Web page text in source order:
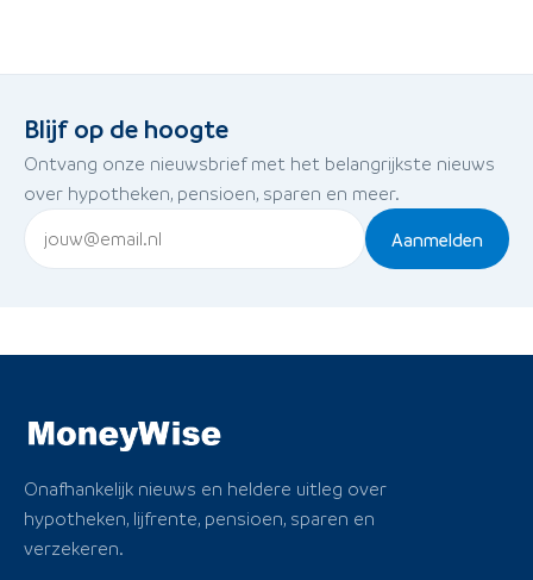
Blijf op de hoogte
Ontvang onze nieuwsbrief met het belangrijkste nieuws
over hypotheken, pensioen, sparen en meer.
Aanmelden
Onafhankelijk nieuws en heldere uitleg over
hypotheken, lijfrente, pensioen, sparen en
verzekeren.